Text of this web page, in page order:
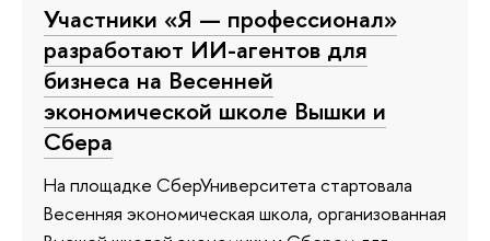
Участники «Я — профессионал»
разработают ИИ-агентов для
бизнеса на Весенней
экономической школе Вышки и
Сбера
На площадке СберУниверситета стартовала
Весенняя экономическая школа, организованная